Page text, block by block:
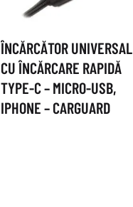
ÎNCĂRCĂTOR UNIVERSAL
CU ÎNCĂRCARE RAPIDĂ
TYPE-C – MICRO-USB,
IPHONE – CARGUARD